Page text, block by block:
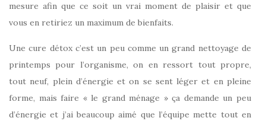
mesure afin que ce soit un vrai moment de plaisir et que
vous en retiriez un maximum de bienfaits.
Une cure détox c’est un peu comme un grand nettoyage de
printemps pour l’organisme, on en ressort tout propre,
tout neuf, plein d’énergie et on se sent léger et en pleine
forme, mais faire « le grand ménage » ça demande un peu
d’énergie et j’ai beaucoup aimé que l’équipe mette tout en